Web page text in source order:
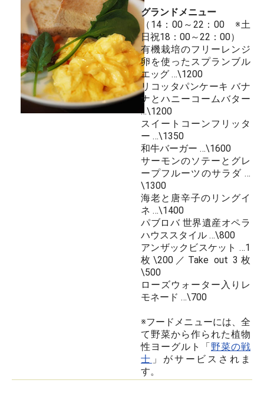
グランドメニュー
（14：00～22：00 ※土
日祝18：00～22：00）
有機栽培のフリーレンジ
卵を使ったスプランブル
エッグ …\1200
リコッタパンケーキ バナ
ナとハニーコームバター
…\1200
スイートコーンフリッタ
ー …\1350
和牛バーガー …\1600
サーモンのソテーとグレ
ープフルーツのサラダ …
\1300
海老と唐辛子のリングイ
ネ …\1400
パブロバ 世界遺産オペラ
ハウススタイル …\800
アンザックビスケット …1
枚\200／Take out 3枚
\500
ローズウォーター入りレ
モネード …\700
※フードメニューには、全
て野菜から作られた植物
性ヨーグルト「野菜の戦
士 」がサービスされま
す。